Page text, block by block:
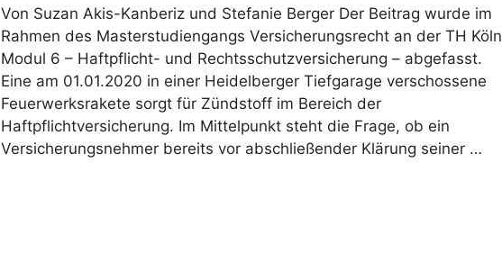
Von Suzan Akis-Kanberiz und Stefanie Berger Der Beitrag wurde im
Rahmen des Masterstudiengangs Versicherungsrecht an der TH Köln
Modul 6 – Haftpflicht- und Rechtsschutzversicherung – abgefasst.
Eine am 01.01.2020 in einer Heidelberger Tiefgarage verschossene
Feuerwerksrakete sorgt für Zündstoff im Bereich der
Haftpflichtversicherung. Im Mittelpunkt steht die Frage, ob ein
Versicherungsnehmer bereits vor abschließender Klärung seiner …